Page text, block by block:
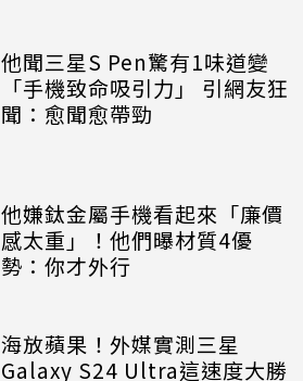
他聞三星S Pen驚有1味道變
「手機致命吸引力」 引網友狂
聞：愈聞愈帶勁
他嫌鈦金屬手機看起來「廉價
感太重」！他們曝材質4優
勢：你才外行
海放蘋果！外媒實測三星
Galaxy S24 Ultra這速度大勝